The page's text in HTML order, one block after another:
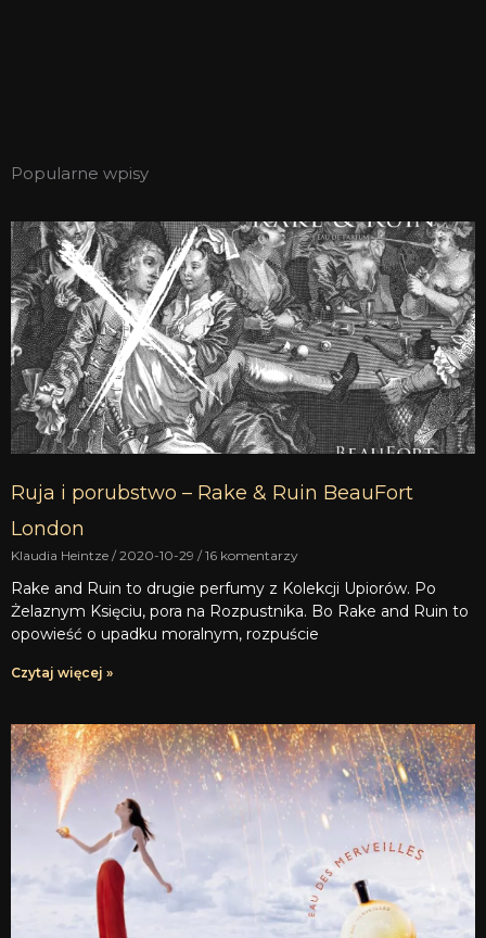
Popularne wpisy
Ruja i porubstwo – Rake & Ruin BeauFort
London
Klaudia Heintze 2020-10-29 16 komentarzy
Rake and Ruin to drugie perfumy z Kolekcji Upiorów. Po
Żelaznym Księciu, pora na Rozpustnika. Bo Rake and Ruin to
opowieść o upadku moralnym, rozpuście
Czytaj więcej »